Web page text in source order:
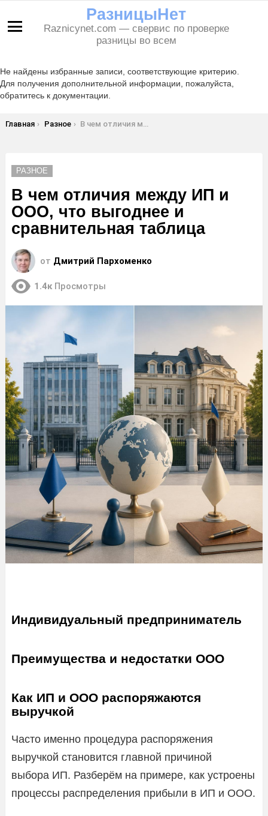
РазницыНет
Raznicynet.com — свервис по проверке
разницы во всем
Не найдены избранные записи, соответствующие критерию.
Для получения дополнительной информации, пожалуйста,
обратитесь к документации.
Вы здесь:
Главная Разное В чем отличия между ИП и ООО, что выгоднее и сравнительная таблица
РАЗНОЕ
В чем отличия между ИП и
ООО, что выгоднее и
сравнительная таблица
от Дмитрий Пархоменко
1.4к Просмотры
Индивидуальный предприниматель
Преимущества и недостатки ООО
Как ИП и ООО распоряжаются
выручкой
Часто именно процедура распоряжения
выручкой становится главной причиной
выбора ИП. Разберём на примере, как устроены
процессы распределения прибыли в ИП и ООО.